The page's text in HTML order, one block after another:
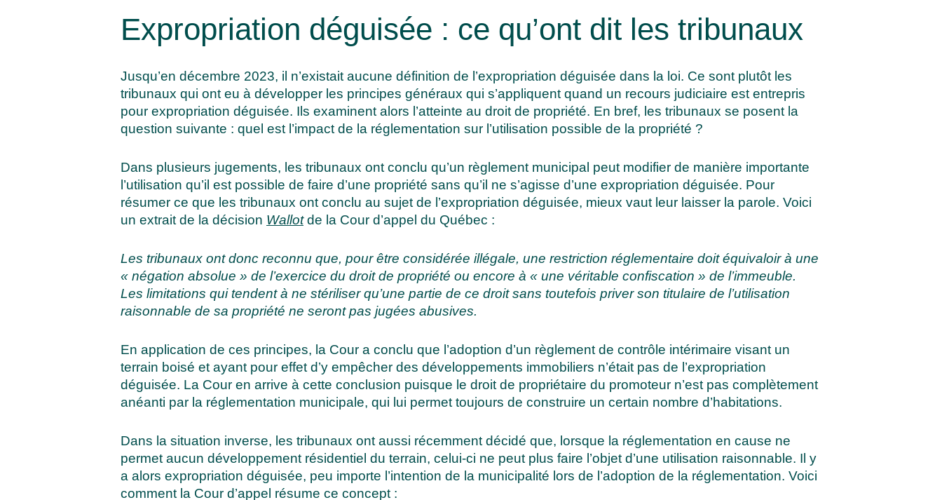
Expropriation déguisée : ce qu’ont dit les tribunaux
Jusqu’en décembre 2023, il n’existait aucune définition de l’expropriation déguisée dans la loi. Ce sont plutôt les
tribunaux qui ont eu à développer les principes généraux qui s’appliquent quand un recours judiciaire est entrepris
pour expropriation déguisée. Ils examinent alors l’atteinte au droit de propriété. En bref, les tribunaux se posent la
question suivante : quel est l’impact de la réglementation sur l’utilisation possible de la propriété ?
Dans plusieurs jugements, les tribunaux ont conclu qu’un règlement municipal peut modifier de manière importante
l’utilisation qu’il est possible de faire d’une propriété sans qu’il ne s’agisse d’une expropriation déguisée. Pour
résumer ce que les tribunaux ont conclu au sujet de l’expropriation déguisée, mieux vaut leur laisser la parole. Voici
un extrait de la décision Wallot de la Cour d’appel du Québec :
Les tribunaux ont donc reconnu que, pour être considérée illégale, une restriction réglementaire doit équivaloir à une
« négation absolue » de l’exercice du droit de propriété ou encore à « une véritable confiscation » de l’immeuble.
Les limitations qui tendent à ne stériliser qu’une partie de ce droitsans toutefois priver son titulaire de l’utilisation
raisonnable de sa propriété ne seront pas jugées abusives.
En application de ces principes, la Cour a conclu que l’adoption d’un règlement de contrôle intérimaire visant un
terrain boisé et ayant pour effet d’y empêcher des développements immobiliers n’était pas de l’expropriation
déguisée. La Cour en arrive à cette conclusion puisque le droit de propriétaire du promoteur n’est pas complètement
anéanti par la réglementation municipale, qui lui permet toujours de construire un certain nombre d’habitations.
Dans la situation inverse, les tribunaux ont aussi récemment décidé que, lorsque la réglementation en cause ne
permet aucun développement résidentiel du terrain, celui-ci ne peut plus faire l’objet d’une utilisation raisonnable. Il y
a alors expropriation déguisée, peu importe l’intention de la municipalité lors de l’adoption de la réglementation. Voici
comment la Cour d’appel résume ce concept :